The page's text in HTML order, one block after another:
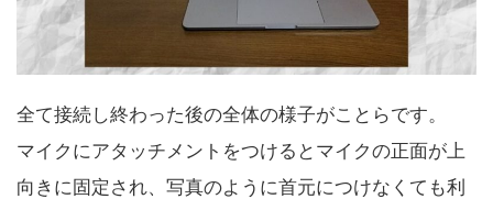
全て接続し終わった後の全体の様子がことらです。
マイクにアタッチメントをつけるとマイクの正面が上
向きに固定され、写真のように首元につけなくても利